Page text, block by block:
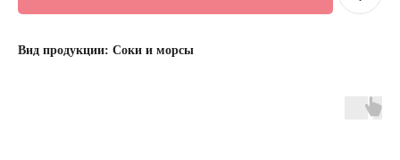
Вид продукции: Соки и морсы